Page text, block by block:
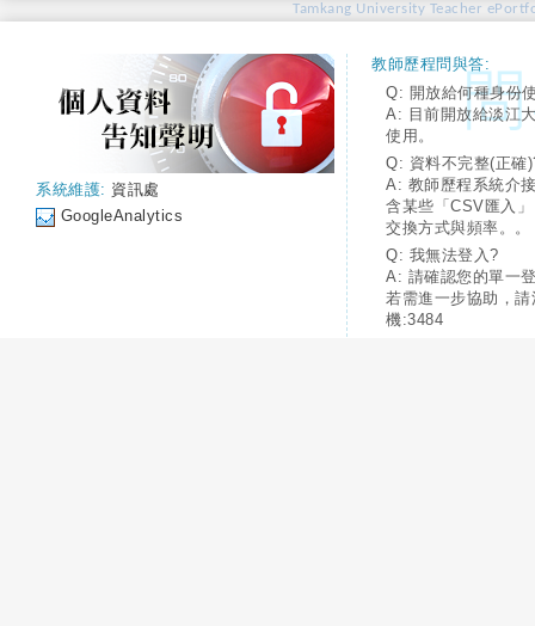
Tamkang University Teacher
系統維護: 資訊處
GoogleAnalytics
教師歷程問與答:
Q: 開放給何種身份
A: 目前開放給淡江
使用。
Q: 資料不完整(正確
A: 教師歷程系統介
含某些「CSV匯入
交換方式與頻率。。
Q: 我無法登入?
A: 請確認您的單一
若需進一步協助，
機:3484